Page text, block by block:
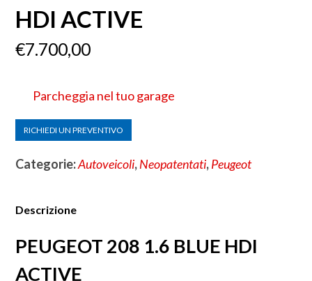
HDI ACTIVE
€7.700,00
Parcheggia nel tuo garage
RICHIEDI UN PREVENTIVO
Categorie:Autoveicoli,Neopatentati,Peugeot
Descrizione
PEUGEOT 208 1.6 BLUE HDI
ACTIVE